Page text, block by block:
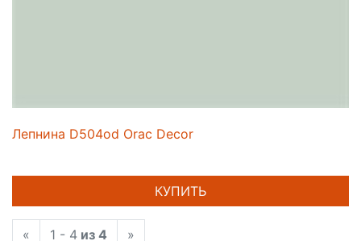
Лепнина D504od Orac Decor
КУПИТЬ
« 1 - 4 из 4 »